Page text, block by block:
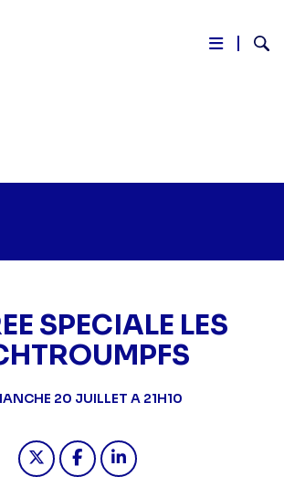
SPECIALE LES
20 JUILLET A 21H10
Partager "SOIREE SPECIALE LES
Partager "SOIREE